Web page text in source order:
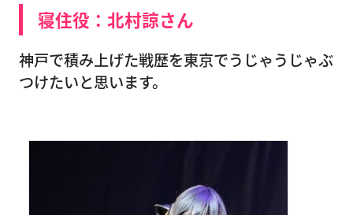
寝住役：北村諒さん
神戸で積み上げた戦歴を東京でうじゃうじゃぶ
つけたいと思います。